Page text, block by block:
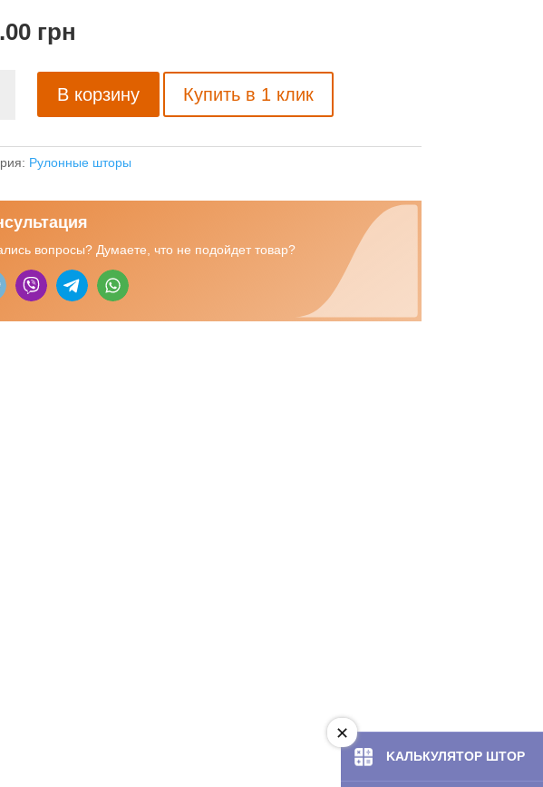
грн
В корзину Купить в 1 клик
Рулонные шторы
вопросы? Думаете, что не подойдет товар?
KAЛЬКУЛЯТOP ШТОР